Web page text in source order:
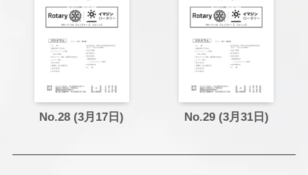
No.28 (3月17日) No.29 (3月31日)